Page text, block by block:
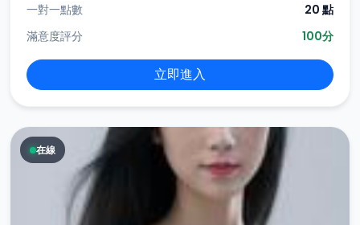
一對一點數
20 點
滿意度評分
100分
立即進入
在線